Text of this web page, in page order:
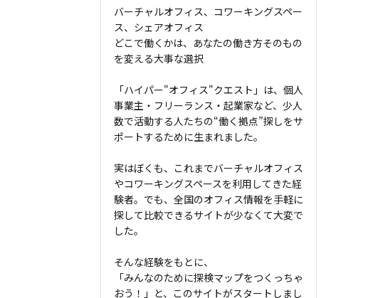
バーチャルオフィス、コワーキングスペー
ス、シェアオフィス――
どこで働くかは、あなたの働き方そのもの
を変える大事な選択
「ハイパー"オフィス"クエスト」は、個人
事業主・フリーランス・起業家など、少人
数で活動する人たちの“働く拠点”探しをサ
ポートするために生まれました。
実はぼくも、これまでバーチャルオフィス
やコワーキングスペースを利用してきた経
験者。でも、全国のオフィス情報を手軽に
探して比較できるサイトが少なくて大変で
した。
そんな経験をもとに、
「みんなのために探検マップをつくっちゃ
おう！」と、このサイトがスタートしまし